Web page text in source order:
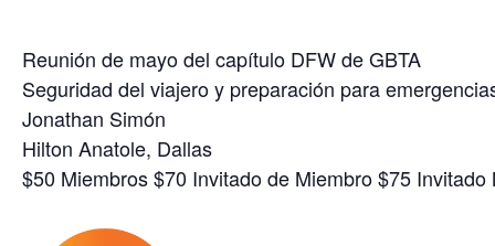
Reunión de mayo del capítulo DFW de GBTA
Seguridad del viajero y preparación para
Jonathan Simón
Hilton Anatole, Dallas
$50 Miembros $70 Invitado de Miembro $75 Invitado